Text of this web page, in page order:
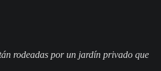
rodeadas por un jardín privado que